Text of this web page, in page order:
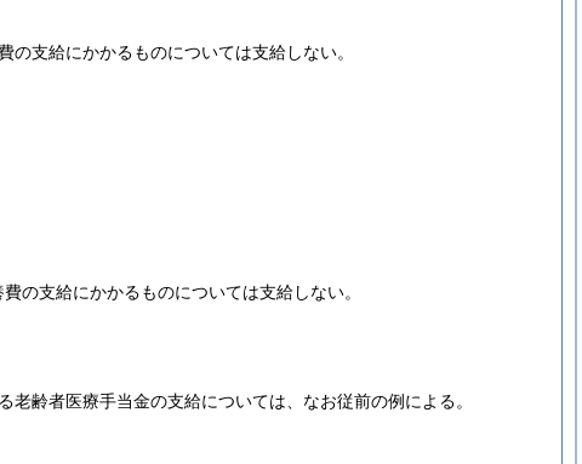
支給にかかるものについては支給しない。
の支給にかかるものについては支給しない。
齢者医療手当金の支給については、なお従前の例による。